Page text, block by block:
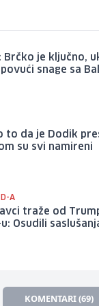
Brčko je ključno,
snage sa
to da je Dodik
su svi namireni
A
traže od
Osudili
KOMENTARI (69)